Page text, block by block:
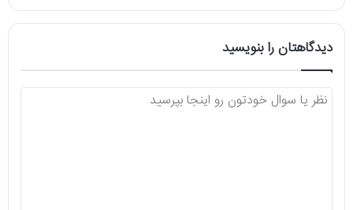
دیدگاهتان را بنویسید
د